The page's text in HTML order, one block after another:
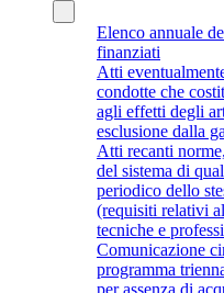
Elenco annuale
finanziati
Atti
condotte che
agli effetti degli
esclusione dalla
Atti recanti
del sistema di
periodico dello
(requisiti relativi
tecniche e
Comunicazione
programma
per assenza di